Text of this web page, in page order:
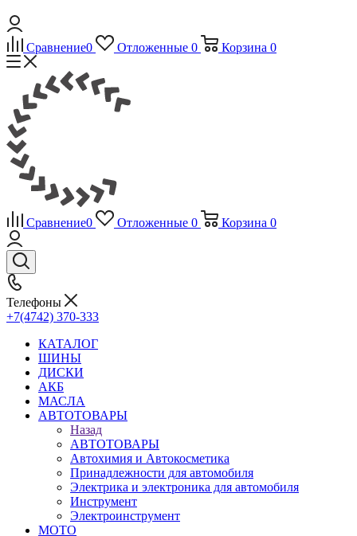
Сравнение0 Отложенные 0 Корзина 0
Сравнение0 Отложенные 0 Корзина 0
Телефоны
+7(4742) 370-333
КАТАЛОГ
ШИНЫ
ДИСКИ
АКБ
МАСЛА
АВТОТОВАРЫ
Назад
АВТОТОВАРЫ
Автохимия и Автокосметика
Принадлежности для автомобиля
Электрика и электроника для автомобиля
Инструмент
Электроинструмент
МОТО